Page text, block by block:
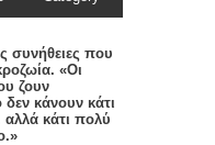
συνήθειες που
«Οι
ζουν
κάνουν κάτι
κάτι πολύ